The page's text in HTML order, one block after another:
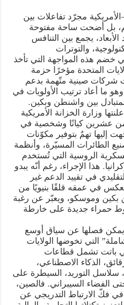
مجرّد تفاعلات بين
بل أضحت ساحة مفتوحة
يجمع بين التنافس
والتوترات
خضم هذه المواجهة التي تأخذ
المتحدة مؤخرًا حزمة
شركات صينية متّهمة بدعم
ما أعاد ترتيب الأولويات في
بين واشنطن وبكين.
وزارة الخزانة الأمريكية
من عشرين كيانًا وشخصية في
إليها تهمٌ بتوفير مكوّنات
الطائرات المسيّرة، وأنظمة
الروسية التي تُستخدم
هذا الإجراء، رغم أنّه يبدو
في تقييد الدعم غير
يعكس في عمقه قلقًا بنيويًا من
بكين وموسكو، ويعبّر عن رغبة
جديدة على خارطة
يمكن فصلها عن سياق أوسع
التي تخوضها الولايات
باتت تشمل قطاعات
الذكاء الاصطناعي،
التوريد، السيطرة على
الفضاء السيبراني. فالصين،
في فكّ الارتباط التدريجي عن